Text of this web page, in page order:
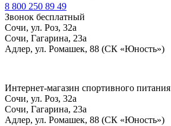
8 800 250 89 49
Звонок бесплатный
Сочи, ул. Роз, 32а
Сочи, Гагарина, 23а
Адлер, ул. Ромашек, 88 (СК «Юность»)
Интернет-магазин спортивного питания
Сочи, ул. Роз, 32а
Сочи, Гагарина, 23а
Адлер, ул. Ромашек, 88 (СК «Юность»)